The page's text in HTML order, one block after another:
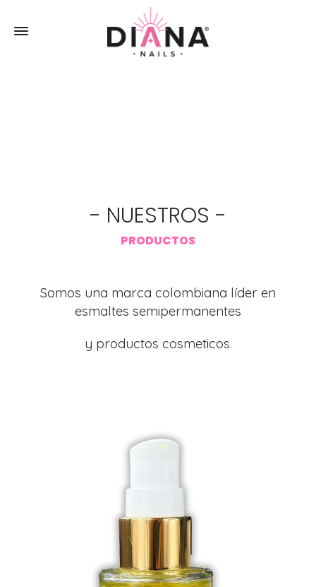
- NUESTROS -
PRODUCTOS
Somos una marca colombiana líder en
esmaltes semipermanentes
y productos cosmeticos.